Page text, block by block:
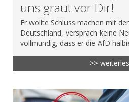
uns graut vor Dir!
Er wollte Schluss machen mit
Deutschland, versprach keine
vollmundig, dass er die AfD
>>